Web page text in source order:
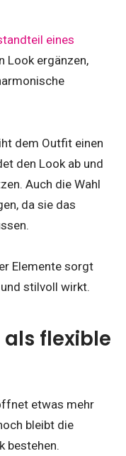
eines
Look ergänzen,
dem Outfit einen
den Look ab und
Auch die Wahl
da sie das
Elemente sorgt
stilvoll wirkt.
flexible
etwas mehr
bleibt die
bestehen.